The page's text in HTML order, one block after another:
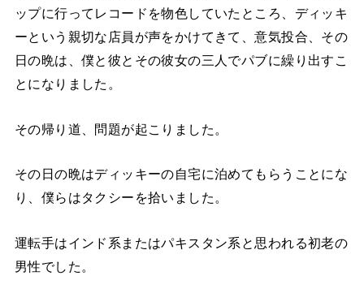
ップに行ってレコードを物色していたところ、ディッキ
ーという親切な店員が声をかけてきて、意気投合、その
日の晩は、僕と彼とその彼女の三人でパブに繰り出すこ
とになりました。
その帰り道、問題が起こりました。
その日の晩はディッキーの自宅に泊めてもらうことにな
り、僕らはタクシーを拾いました。
運転手はインド系またはパキスタン系と思われる初老の
男性でした。